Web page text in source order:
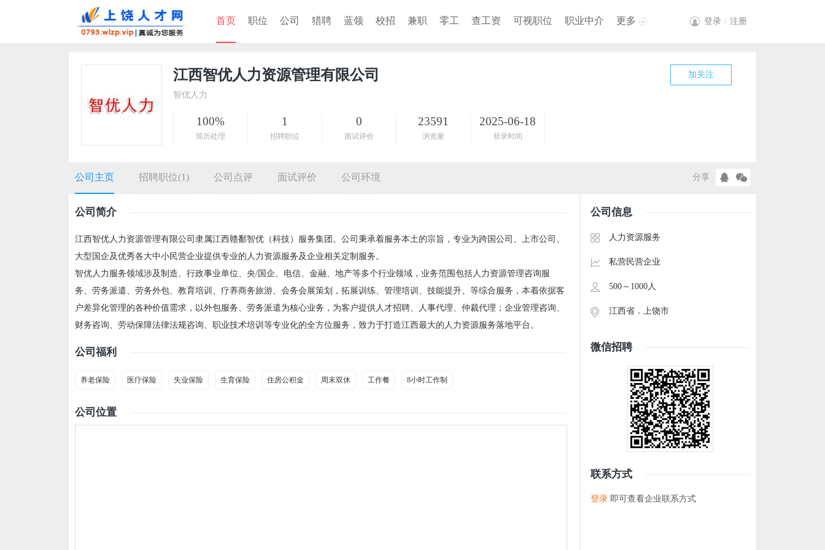
首页 职位 公司 猎聘 蓝领 校招 兼职 零工 查工资 可视职位 职业中介 更多 登录 / 注册
江西智优人力资源管理有限公司 加关注
智优人力
100%
简历处理
1
招聘职位
0
面试评价
23591
浏览量
2025-06-18
登录时间
公司主页 招聘职位(1) 公司点评 面试评价 公司环境 分享
公司简介
江西智优人力资源管理有限公司隶属江西赣鄱智优（科技）服务集团。公司秉承着服务本土的宗旨，专业为跨国公司、上市公司、
大型国企及优秀各大中小民营企业提供专业的人力资源服务及企业相关定制服务。
智优人力服务领域涉及制造、行政事业单位、央/国企、电信、金融、地产等多个行业领域，业务范围包括人力资源管理咨询服
务、劳务派遣、劳务外包、教育培训、疗养商务旅游、会务会展策划，拓展训练、管理培训、技能提升、等综合服务，本着依据客
户差异化管理的各种价值需求，以外包服务、劳务派遣为核心业务，为客户提供人才招聘、人事代理、仲裁代理；企业管理咨询、
财务咨询、劳动保障法律法规咨询、职业技术培训等专业化的全方位服务，致力于打造江西最大的人力资源服务落地平台。
公司福利
养老保险 医疗保险 失业保险 生育保险 住房公积金 周末双休 工作餐 8小时工作制
公司位置
公司信息
人力资源服务
私营民营企业
500～1000人
江西省． 上饶市
微信招聘
联系方式
登录 即可查看企业联系方式